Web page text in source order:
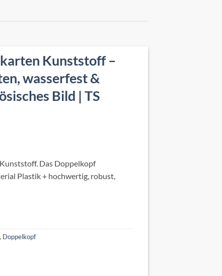
Kunststoff –
wasserfest &
Bild | TS
Das Doppelkopf
Plastik + hochwertig, robust,
, Doppelkopf